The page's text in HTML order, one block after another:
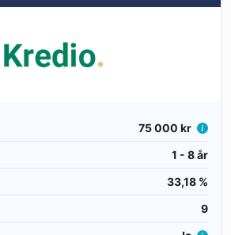
75 000 kr
1 - 8 år
33,18 %
9